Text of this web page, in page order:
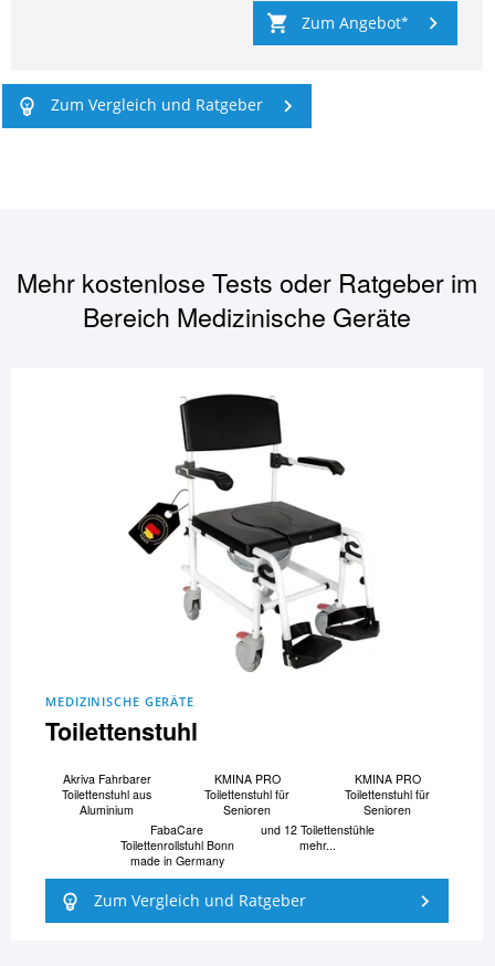
Zum Angebot
Zum Vergleich und Ratgeber
Mehr kostenlose Tests oder Ratgeber im
Bereich Medizinische Geräte
MEDIZINISCHE GERÄTE
Toilettenstuhl
Akriva Fahrbarer
Toilettenstuhl aus
Aluminium
KMINA PRO
Toilettenstuhl für
Senioren
KMINA PRO
Toilettenstuhl für
Senioren
FabaCare
Toilettenrollstuhl Bonn
made in Germany
und 12 Toilettenstühle
mehr...
Zum Vergleich und Ratgeber